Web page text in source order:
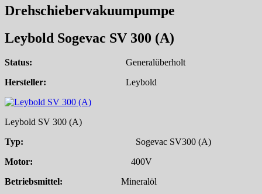
Drehschiebervakuumpumpe
Leybold Sogevac SV 300 (A)
Status: Generalüberholt
Hersteller: Leybold
Leybold SV 300 (A)
Typ: Sogevac SV300 (A)
Motor: 400V
Betriebsmittel: Mineralöl